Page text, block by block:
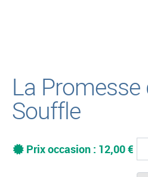
La Promesse
Souffle
Prix occasion : 12,00 €